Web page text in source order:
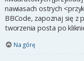
nawiasach ostrych
BBCode, zapoznaj się z
tworzenia posta po
Na górę